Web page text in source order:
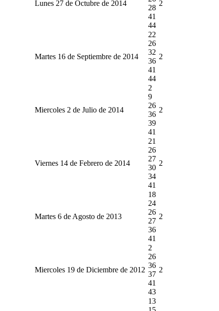
Lunes 27 de Octubre de 2014
28
41
44
2
Martes 16 de Septiembre de 2014
22
26
32
36
41
44
2
Miercoles 2 de Julio de 2014
2
9
26
36
39
41
2
Viernes 14 de Febrero de 2014
21
26
27
30
34
41
2
Martes 6 de Agosto de 2013
18
24
26
27
36
41
2
Miercoles 19 de Diciembre de 2012
2
26
36
37
41
43
2
13